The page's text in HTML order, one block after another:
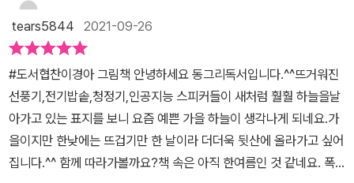
생각나요.(냉동식품, 정크푸드를 내어 놓는 저와는 너무 다른 엄마가
보고 싶네요)있는지 없는지 모르지만 항상 그 자리에서 깨끗한 공기
를 주기 위해 돌아가는 공기 청정기까지각각의 네 캐릭터에 다양한
감정들로 이입되어요.산에서 느껴지는 힘이 있어요. 그래서일까요?
네 캐릭터가 산에서 내려왔을 때 이들이 가져온 숨들에는 우리의 일
상에 들어왔겠지요.선풍기의 진짜 바람으로 살랑살랑 불어주는 느낌
으로 더 시원해지고,공기 청정기가 머금어서 내뿜어주는 상쾌한 공기
밥솥은 가족들이 배고프다고 다시 돌아갈 생각을 하나봐요.왠지 찡해
지죠?저의 모습을 보는듯하고... 기분이 묘하네요.​그리고 인공지능
스티커는 너무 귀엽지않나요?주절주절 정보를 읊어주는데..책장을
넘길때마다 깨알재미를 선사해줍니다.와! 드디어 도착!천천히 오르다
보니 정상에 결국 도착하는군요.이들은 넓은 하늘과 바람을 잔뜩 만
끽합니다.여기서 포인트!이들의 모습이 뭔가 달라졌죠?빨갛게 달아
올랐던 몸이 초록초록한 몸으로 변했어요.산을 오르는 동안 이들은
tears5844 2021-09-26
#도서협찬이경아 그림책 ​안녕하세요 동그리독서입니다.^^​뜨거워진
선풍기,전기밥솥,청정기,인공지능 스피커들이 새처럼 훨훨 하늘을날
아가고 있는 표지를 보니 요즘 예쁜 가을 하늘이 생각나게 되네요.가
을이지만 한낮에는 뜨겁기만 한 날이라 더더욱 뒷산에 올라가고 싶어
집니다.^^ 함께 따라가볼까요?​책 속은 아직 한여름인 것 같네요. 폭